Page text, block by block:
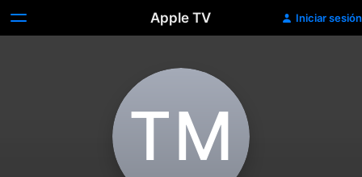
Apple TV Iniciar sesión
T‌M